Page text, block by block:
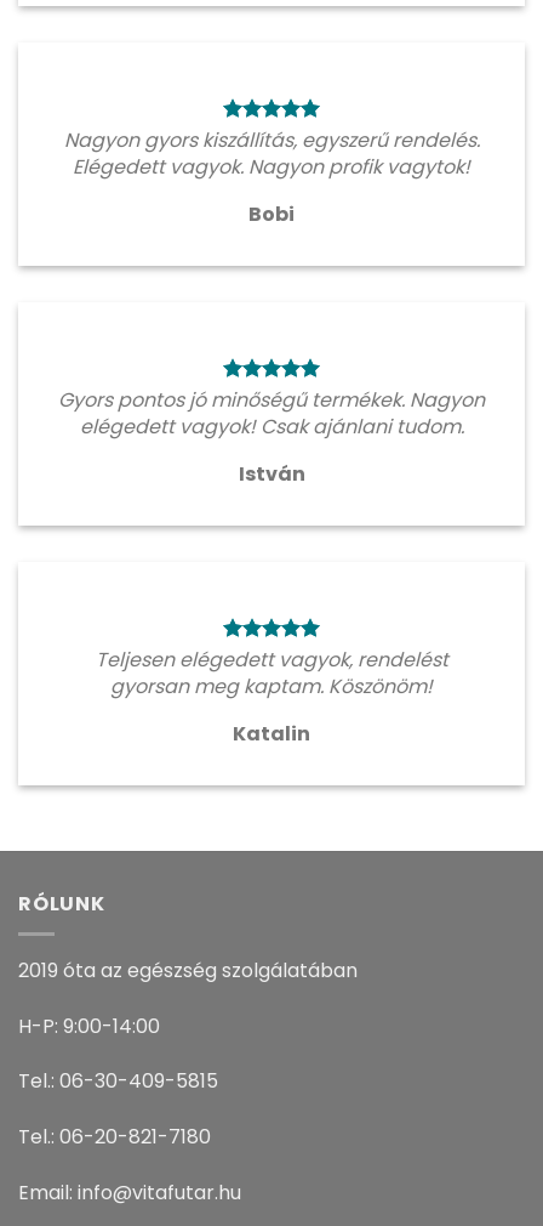
Nagyon gyors kiszállítás, egyszerű rendelés.
Elégedett vagyok. Nagyon profik vagytok!
Bobi
Gyors pontos jó minőségű termékek. Nagyon
elégedett vagyok! Csak ajánlani tudom.
István
Teljesen elégedett vagyok, rendelést
gyorsan meg kaptam. Köszönöm!
Katalin
RÓLUNK
2019 óta az egészség szolgálatában
H-P: 9:00-14:00
Tel.: 06-30-409-5815
Tel.: 06-20-821-7180
Email: info@vitafutar.hu